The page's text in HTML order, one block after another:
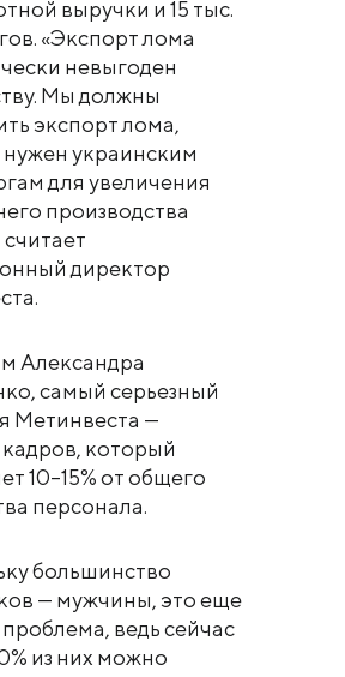
выручки и 15 тыс.
«Экспорт лома
невыгоден
Мы должны
экспорт лома,
украинским
для увеличения
производства
директор
Александра
самый серьезный
Метинвеста —
который
10–15% от общего
персонала.
большинство
— мужчины, это еще
ведь сейчас
из них можно